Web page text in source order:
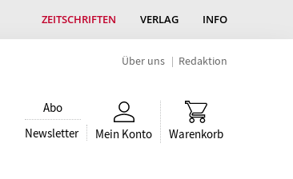
ZEITSCHRIFTEN VERLAG INFO
Über uns Redaktion
Abo
Newsletter
Mein Konto Warenkorb